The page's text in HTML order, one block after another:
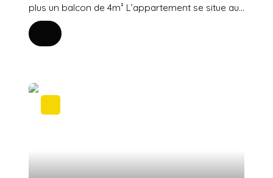
plus un balcon de 4m² L’appartement se situe au
2ᵉ étage et se compose suit : Le séjour de 28 m²,
ouvert sur la cuisine américaine aménagée et
équipée, vous invite à partager des moments
bains privative, vous offrent un espace de repos